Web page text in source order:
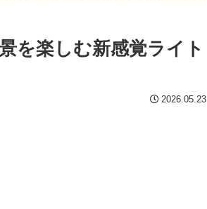
を楽しむ新感覚ライト
2026.05.23